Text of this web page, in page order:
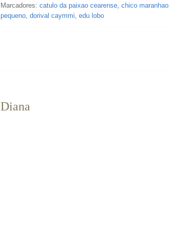
Marcadores: catulo da paixao cearense chico maranhao
pequeno dorival caymmi edu lobo
Diana